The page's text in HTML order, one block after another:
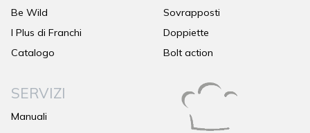
Be Wild
I Plus di Franchi
Catalogo
Sovrapposti
Doppiette
Bolt action
SERVIZI
Manuali